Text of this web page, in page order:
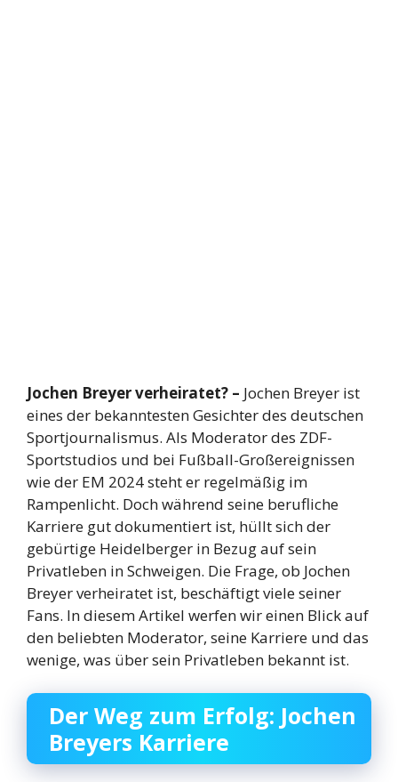
Jochen Breyer verheiratet? – Jochen Breyer ist
eines der bekanntesten Gesichter des deutschen
Sportjournalismus. Als Moderator des ZDF-
Sportstudios und bei Fußball-Großereignissen
wie der EM 2024 steht er regelmäßig im
Rampenlicht. Doch während seine berufliche
Karriere gut dokumentiert ist, hüllt sich der
gebürtige Heidelberger in Bezug auf sein
Privatleben in Schweigen. Die Frage, ob Jochen
Breyer verheiratet ist, beschäftigt viele seiner
Fans. In diesem Artikel werfen wir einen Blick auf
den beliebten Moderator, seine Karriere und das
wenige, was über sein Privatleben bekannt ist.
Der Weg zum Erfolg: Jochen
Breyers Karriere